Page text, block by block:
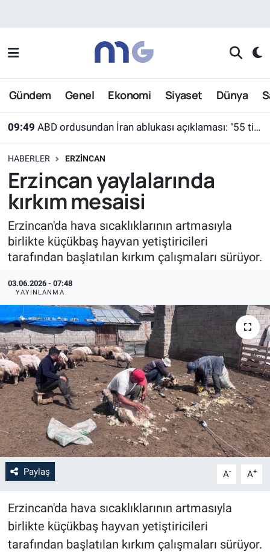
Gündem Genel Ekonomi Siyaset Dünya
09:49 ABD ordusundan İran ablukası açıklaması: "55 ticari gemi farklı rotalara yönlendirildi"
HABERLER ERZINCAN
Erzincan yaylalarında
kırkım mesaisi
Erzincan'da hava sıcaklıklarının artmasıyla
birlikte küçükbaş hayvan yetiştiricileri
tarafından başlatılan kırkım çalışmaları sürüyor.
03.06.2026 - 07:48
YAYINLANMA
Paylaş A- A+
Erzincan'da hava sıcaklıklarının artmasıyla
birlikte küçükbaş hayvan yetiştiricileri
tarafından başlatılan kırkım çalışmaları sürüyor.
Nöbetçi Eczaneler
Hava Durumu
Süper Lig Puan Durumu ve Fikstür
Tüm Manşetler
Son Dakika Haberleri
Haber Arşivi